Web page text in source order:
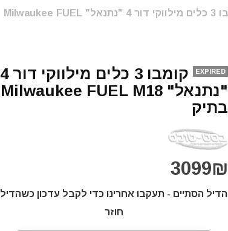
קומבו 3 כלים מילווקי דור 4 "נתנאל" Milwaukee FUEL
EXPIRED
קומבו 3 כלים מילווקי דור 4
"נתנאל" Milwaukee FUEL M18
בתיק
3099₪
הדיל הסתיים - תעקבו אחרינו כדי לקבל עדכון כשהדיל
חוזר